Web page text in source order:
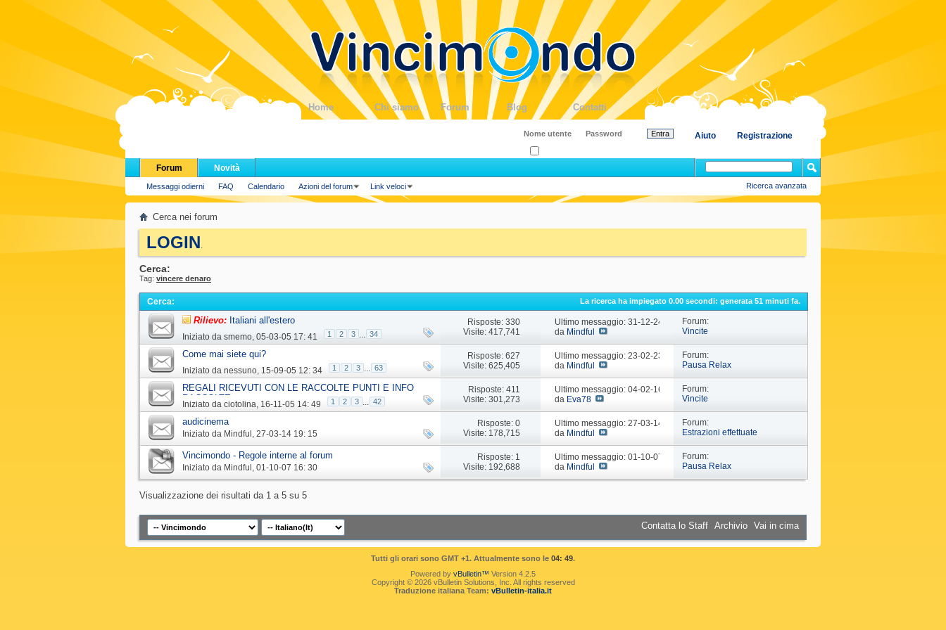
Home Chi siamo Forum Blog Contatti
Registrazione
Aiuto
Forum
Messaggi odierni FAQ Calendario Azioni del forum Link veloci
Novità
Ricerca avanzata
Cerca nei forum
LOGIN.
Cerca:
Tag: vincere denaro
Cerca: La ricerca ha impiegato 0.00 secondi: generata 51 minuti fa.
Rilievo: Italiani all'estero
Iniziato da smemo‎, 05-03-05 17: 41 1 2 3 ... 34
Risposte: 330
Visite: 417,741
Ultimo messaggio: 31-12-24
09: 44
da Mindful
Forum:
Vincite
Come mai siete qui?
Iniziato da nessuno‎, 15-09-05 12: 34 1 2 3 ... 63
Risposte: 627
Visite: 625,405
Ultimo messaggio: 23-02-23
10: 29
da Mindful
Forum:
Pausa Relax
REGALI RICEVUTI CON LE RACCOLTE PUNTI E INFO
RACCOLTE
Iniziato da ciotolina‎, 16-11-05 14: 49 1 2 3 ... 42
Risposte: 411
Visite: 301,273
Ultimo messaggio: 04-02-16
18: 37
da Eva78
Forum:
Vincite
audicinema
Iniziato da Mindful ‎, 27-03-14 19: 15
Risposte: 0
Visite: 178,715
Ultimo messaggio: 27-03-14
19: 15
da Mindful
Forum:
Estrazioni effettuate
Vincimondo - Regole interne al forum
Iniziato da Mindful ‎, 01-10-07 16: 30
Risposte: 1
Visite: 192,688
Ultimo messaggio: 01-10-07
16: 45
da Mindful
Forum:
Pausa Relax
Visualizzazione dei risultati da 1 a 5 su 5
Contatta lo Staff Archivio Vai in cima
Tutti gli orari sono GMT +1. Attualmente sono le 04: 49.
Powered by vBulletin™ Version 4.2.5
Copyright © 2026 vBulletin Solutions, Inc. All rights reserved
Traduzione italiana Team: vBulletin-italia.it